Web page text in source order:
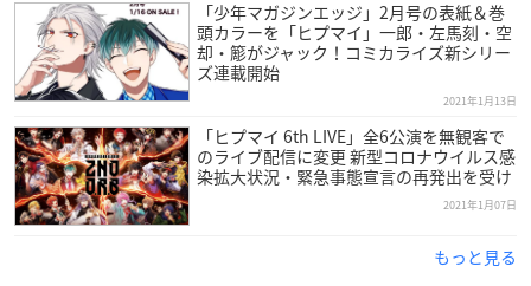
2021年2月28日(日)18:00 ～ 3月5日(金) 12:00
購入： ローソンチケット
※お申込みは、おひとり様につき1枚までとなります。
※一般発売は先着順となりますので、予定枚数に達し次第受付
を終了いたします。
※映画館により、座席間隔をあけてチケット販売を行う場合が
ございます。
今後の情勢に応じて変更となる場合や、各映画館で対応が異な
「少年マガジンエッジ」2月号の表紙＆巻
頭カラーを「ヒプマイ」一郎・左馬刻・空
却・簓がジャック！コミカライズ新シリー
ズ連載開始
2021年1月13日
「ヒプマイ 6th LIVE」全6公演を無観客で
のライブ配信に変更 新型コロナウイルス感
染拡大状況・緊急事態宣言の再発出を受け
2021年1月07日
もっと見る